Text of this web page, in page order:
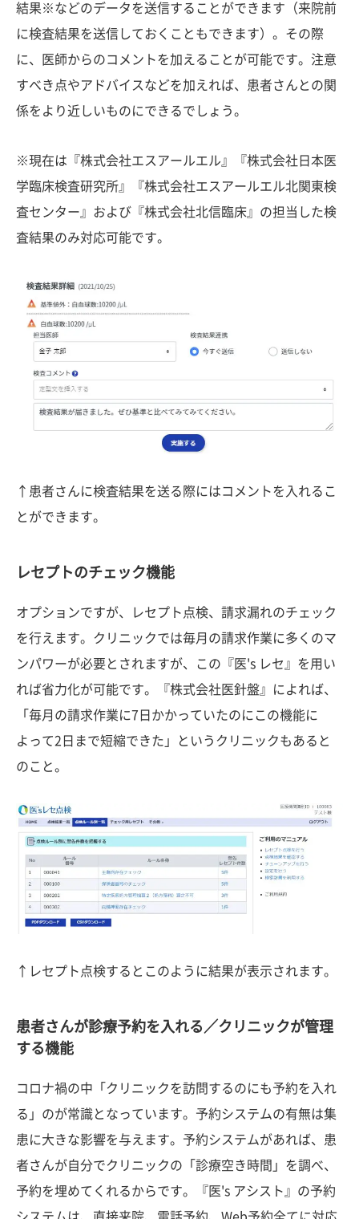
結果※などのデータを送信することができます（来院前
に検査結果を送信しておくこともできます）。その際
に、医師からのコメントを加えることが可能です。注意
すべき点やアドバイスなどを加えれば、患者さんとの関
係をより近しいものにできるでしょう。
※現在は『株式会社エスアールエル』『株式会社日本医
学臨床検査研究所』『株式会社エスアールエル北関東検
査センター』および『株式会社北信臨床』の担当した検
査結果のみ対応可能です。
↑患者さんに検査結果を送る際にはコメントを入れるこ
とができます。
レセプトのチェック機能
オプションですが、レセプト点検、請求漏れのチェック
を行えます。クリニックでは毎月の請求作業に多くのマ
ンパワーが必要とされますが、この『医's レセ』を用い
れば省力化が可能です。『株式会社医針盤』によれば、
「毎月の請求作業に7日かかっていたのにこの機能に
よって2日まで短縮できた」というクリニックもあると
のこと。
↑レセプト点検するとこのように結果が表示されます。
患者さんが診療予約を入れる／クリニックが管理
する機能
コロナ禍の中「クリニックを訪問するのにも予約を入れ
る」のが常識となっています。予約システムの有無は集
患に大きな影響を与えます。予約システムがあれば、患
者さんが自分でクリニックの「診療空き時間」を調べ、
予約を埋めてくれるからです。『医's アシスト』の予約